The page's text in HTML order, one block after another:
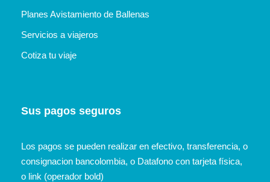
Planes Avistamiento de Ballenas
Servicios a viajeros
Cotiza tu viaje
Sus pagos seguros
Los pagos se pueden realizar en efectivo, transferencia, o
consignacion bancolombia, o Datafono con tarjeta física,
o link (operador bold)